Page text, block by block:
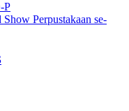
P
Perpustakaan se-